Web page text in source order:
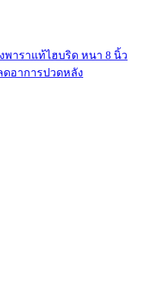
พาราแท้ไฮบริด หนา 8 นิ้ว
ดอาการปวดหลัง